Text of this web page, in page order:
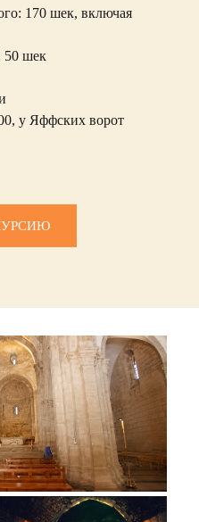
170 шек, включая
50 шек
у Яффских ворот